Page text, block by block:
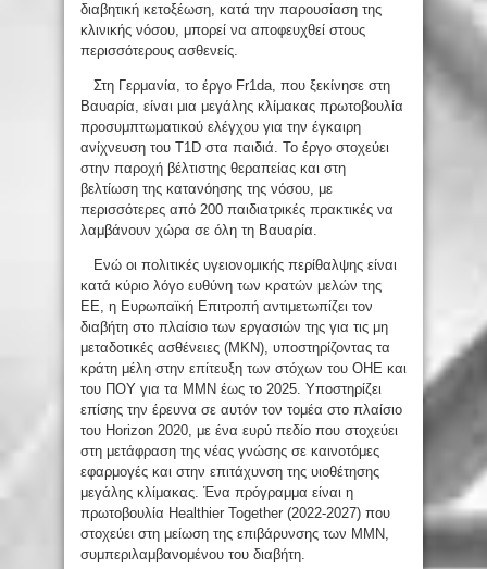
διαβητική κετοξέωση, κατά την παρουσίαση της
κλινικής νόσου, μπορεί να αποφευχθεί στους
περισσότερους ασθενείς.
Στη Γερμανία, το έργο Fr1da, που ξεκίνησε στη
Βαυαρία, είναι μια μεγάλης κλίμακας πρωτοβουλία
προσυμπτωματικού ελέγχου για την έγκαιρη
ανίχνευση του T1D στα παιδιά. Το έργο στοχεύει
στην παροχή βέλτιστης θεραπείας και στη
βελτίωση της κατανόησης της νόσου, με
περισσότερες από 200 παιδιατρικές πρακτικές να
λαμβάνουν χώρα σε όλη τη Βαυαρία.
Ενώ οι πολιτικές υγειονομικής περίθαλψης είναι
κατά κύριο λόγο ευθύνη των κρατών μελών της
ΕΕ, η Ευρωπαϊκή Επιτροπή αντιμετωπίζει τον
διαβήτη στο πλαίσιο των εργασιών της για τις μη
μεταδοτικές ασθένειες (ΜΚΝ), υποστηρίζοντας τα
κράτη μέλη στην επίτευξη των στόχων του ΟΗΕ και
του ΠΟΥ για τα ΜΜΝ έως το 2025. Υποστηρίζει
επίσης την έρευνα σε αυτόν τον τομέα στο πλαίσιο
του Horizon 2020, με ένα ευρύ πεδίο που στοχεύει
στη μετάφραση της νέας γνώσης σε καινοτόμες
εφαρμογές και στην επιτάχυνση της υιοθέτησης
μεγάλης κλίμακας. Ένα πρόγραμμα είναι η
πρωτοβουλία Healthier Together (2022-2027) που
στοχεύει στη μείωση της επιβάρυνσης των ΜΜΝ,
συμπεριλαμβανομένου του διαβήτη.